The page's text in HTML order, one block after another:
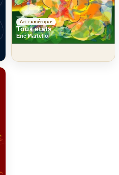
Art numérique
Tous etats
Eric Martello